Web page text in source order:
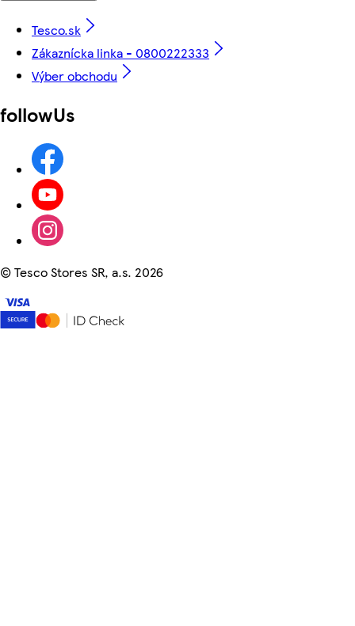
Tesco.sk
Zákaznícka linka - 0800222333
Výber obchodu
followUs
©Tesco Stores SR, a.s. 2026